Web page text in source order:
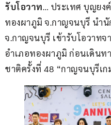
รับโอวาท… ประเทศ บุญยง
ทองผาภูมิ จ.กาญจนบุรี นำ
จ.กาญจนบุรี เข้ารับโอวาท
อำเภอทองผาภูมิ ก่อนเดินท
ชาติครั้งที่ 48 “กาญจนบุรีเก